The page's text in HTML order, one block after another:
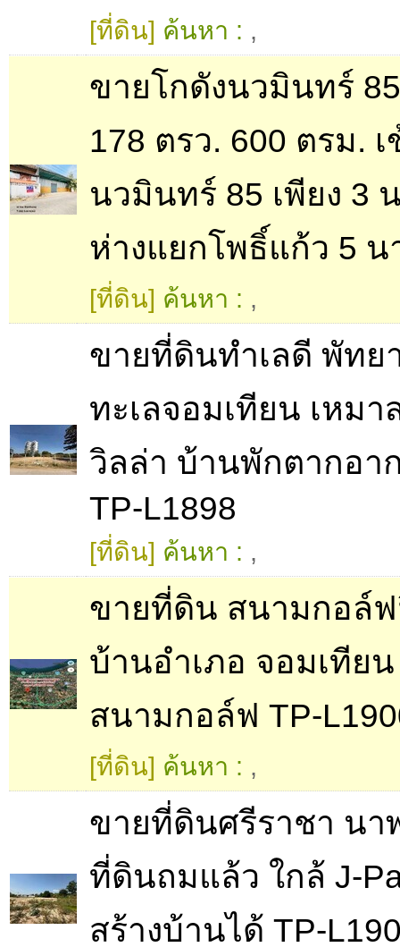
[ที่ดิน] ค้นหา : ,
ขายโกดังนวมินทร์
178 ตรว. 600 ตรม.
นวมินทร์ 85 เพียง 3
ห่างแยกโพธิ์แก้ว 5 น
[ที่ดิน] ค้นหา : ,
ขายที่ดินทำเลดี พัทย
ทะเลจอมเทียน เหมา
วิลล่า บ้านพักตากอา
TP-L1898
[ที่ดิน] ค้นหา : ,
ขายที่ดิน สนามกอล์
บ้านอำเภอ จอมเทีย
สนามกอล์ฟ TP-
[ที่ดิน] ค้นหา : ,
ขายที่ดินศรีราชา นา
ที่ดินถมแล้ว ใกล้ J-
สร้างบ้านได้ TP-